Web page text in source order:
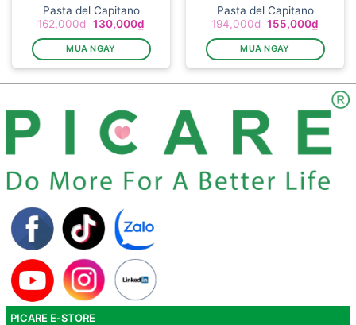
Pasta del Capitano
162,000₫ Giá
là:
162,000₫.
130,000₫Giá
hiện
tại
là:
130,000₫.
MUA NGAY
Nguyên bản) – 75ml
Pasta del Capitano
194,000₫ Giá
là:
194,000₫.
155,000₫Giá
tại
là:
MUA NGAY
PICARE E-STORE